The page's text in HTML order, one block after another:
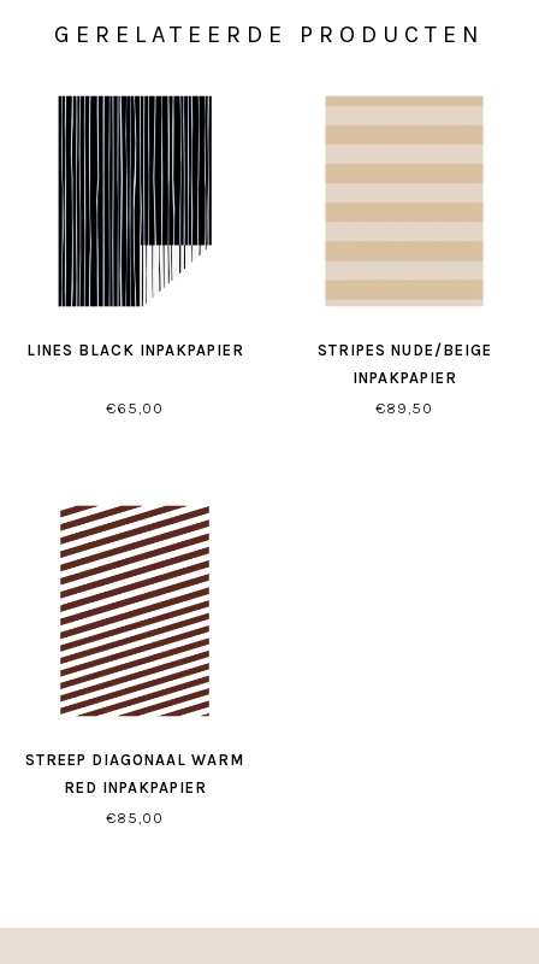
GERELATEERDE PRODUCTEN
LINES BLACK INPAKPAPIER
€65,00
STRIPES NUDE/BEIGE
INPAKPAPIER
€89,50
STREEP DIAGONAAL WARM
RED INPAKPAPIER
€85,00